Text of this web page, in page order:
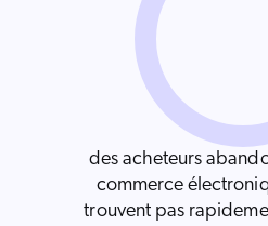
des acheteurs
commerce
trouvent pas